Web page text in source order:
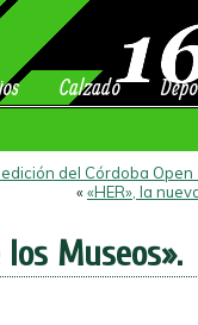
Calzado
del Córdoba Open
««HER», la
los Museos».